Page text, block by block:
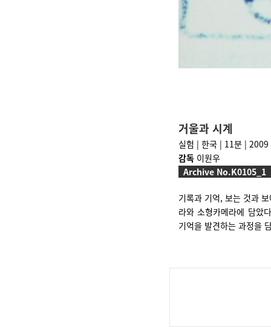
거울과 시계
실험 | 한국 | 11분 | 2009
감독 이원우
Archive No.K0105_1
기록과 기억, 보는 것과
라와 소형카메라에 담았
기억을 발견하는 과정을